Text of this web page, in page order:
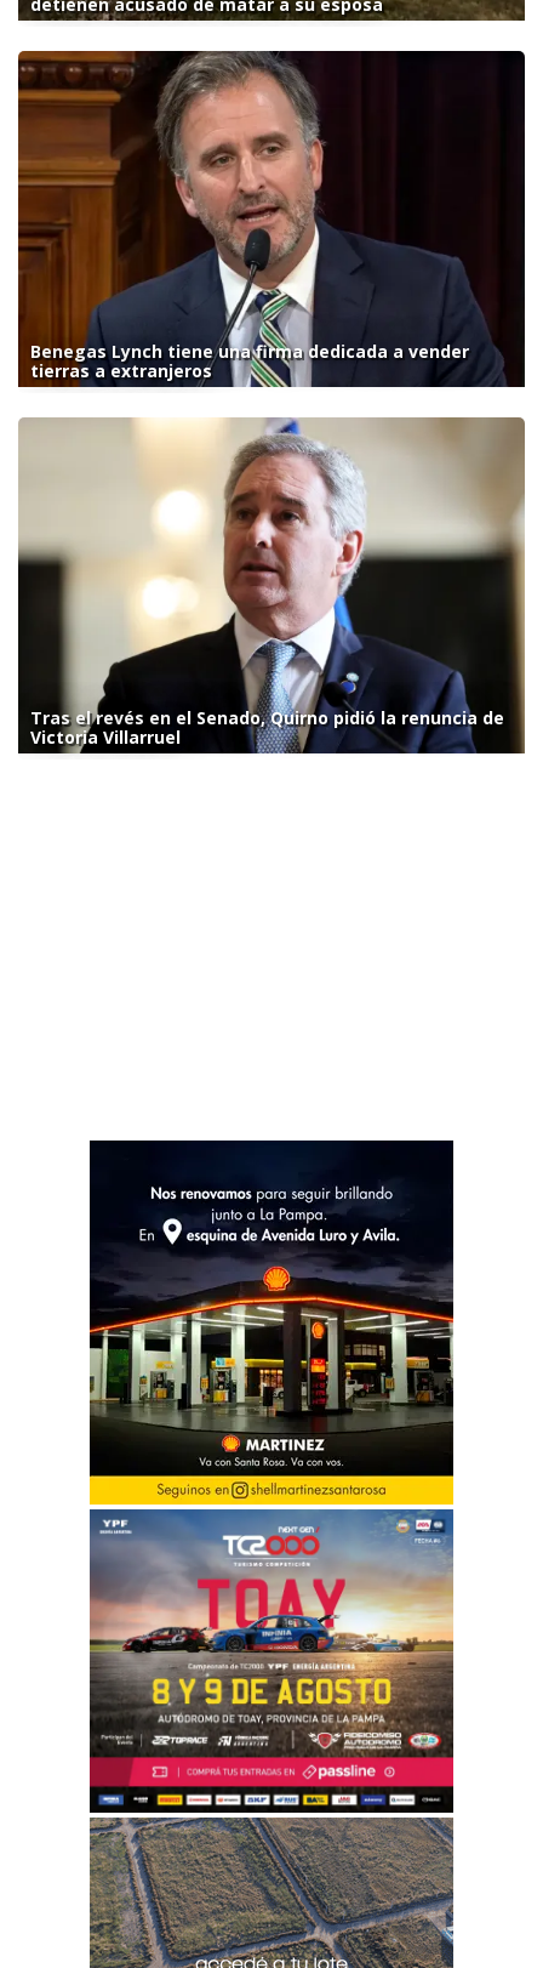
Benegas Lynch tiene una firma dedicada a vender
tierras a extranjeros
Tras el revés en el Senado, Quirno pidió la renuncia de
Victoria Villarruel